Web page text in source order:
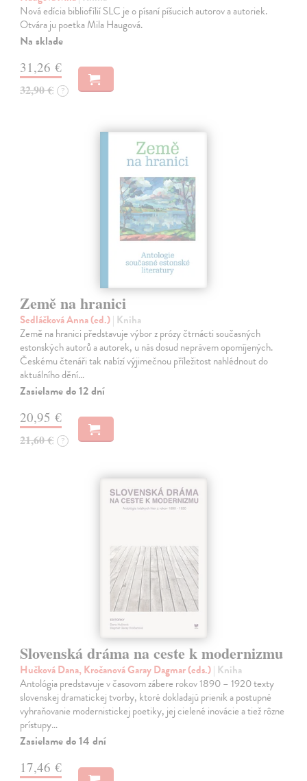
Nová edícia bibliofílií SLC je o písaní píšucich autorov a autoriek.
Otvára ju poetka Mila Haugová.
Na sklade
31,26 €
32,90 € ?
Země na hranici
Sedláčková Anna (ed.)| Kniha
Země na hranici představuje výbor z prózy čtrnácti současných
estonských autorů a autorek, u nás dosud neprávem opomíjených.
Českému čtenáři tak nabízí výjimečnou příležitost nahlédnout do
aktuálního dění…
Zasielame do 12 dní
20,95 €
21,60 € ?
Slovenská dráma na ceste k modernizmu
Hučková Dana, Kročanová Garay Dagmar (eds.)| Kniha
Antológia predstavuje v časovom zábere rokov 1890 – 1920 texty
slovenskej dramatickej tvorby, ktoré dokladajú prienik a postupné
vyhraňovanie modernistickej poetiky, jej cielené inovácie a tiež rôzne
prístupy…
Zasielame do 14 dní
17,46 €